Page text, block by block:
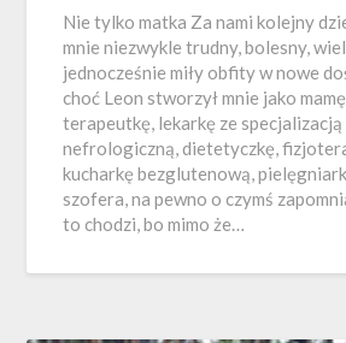
Nie tylko matka Za nami kolejny
mnie niezwykle trudny, bolesny,
jednocześnie miły obfity w nowe
choć Leon stworzył mnie jako
terapeutkę, lekarkę ze
nefrologiczną, dietetyczkę,
kucharkę bezglutenową,
szofera, na pewno o czymś
to chodzi, bo mimo że…